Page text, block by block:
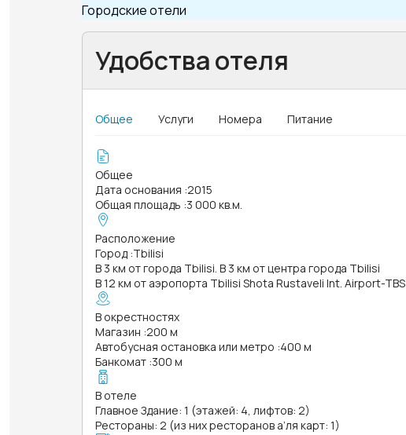
Городские отели
Удобства отеля
Общее Услуги Номера Питание
Общее
Дата основания :2015
Общая площадь :3 000 кв.м.
Расположение
Город :Tbilisi
В 3 км от города Tbilisi. В 3 км от центра города Tbilisi
В 12 км от аэропорта Tbilisi Shota Rustaveli Int. Airport-TBS
В окрестностях
Магазин :200 м
Автобусная остановка или метро :400 м
Банкомат :300 м
В отеле
Главное Здание: 1 (этажей: 4, лифтов: 2)
Рестораны: 2 (из них ресторанов а’ля карт: 1)